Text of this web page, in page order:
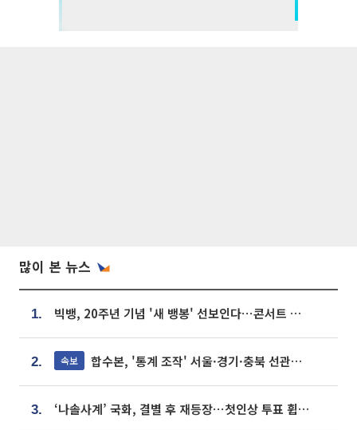
많이 본 뉴스
1. 빅뱅, 20주년 기념 '새 뱅봉' 선보인다⋯콘서트 앞두고 팝업 개최
2. 속보 합수본, '통계 조작' 서울·경기·충북 선관위 등 추가 압수수색
3. ‘나솔사계’ 국화, 결별 후 재등장⋯첫인상 투표 휩쓸고 ‘인기녀’ 등극